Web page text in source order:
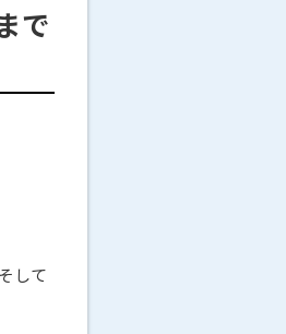
で
して